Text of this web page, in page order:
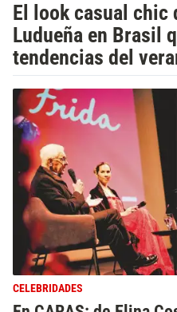
El look casual chic
Ludueña en Brasil
tendencias del
CELEBRIDADES